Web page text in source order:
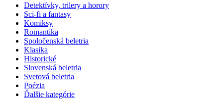
Detektívky, trilery a horory
Sci-fi a fantasy
Komiksy
Romantika
Spoločenská beletria
Klasika
Historické
Slovenská beletria
Svetová beletria
Poézia
Ďalšie kategórie